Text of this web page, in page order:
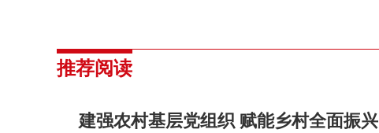
推荐阅读
建强农村基层党组织 赋能乡村全面振兴